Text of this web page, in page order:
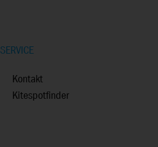
SERVICE
Kontakt
Kitespotfinder